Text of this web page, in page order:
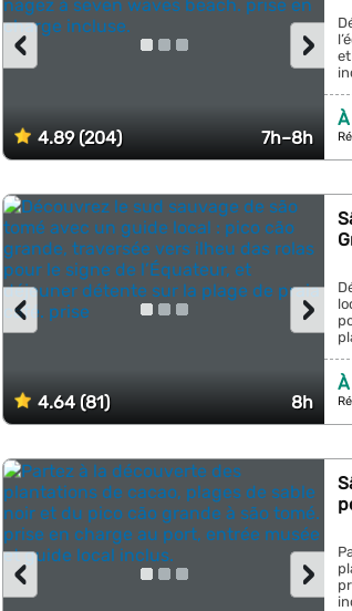
4.89 (204) 7h–8h
›
‹
4.64 (81) 8h
›
‹
›
‹